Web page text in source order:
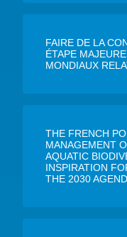
FAIRE DE LA
ÉTAPE
MONDIAUX
THE FRENCH
MANAGEMENT
AQUATIC
INSPIRATION
THE 2030